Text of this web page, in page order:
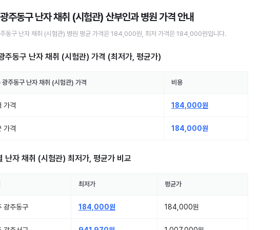
주동구 난자 채취 (시험관) 산부인과 병원가격 안내
동구 난자 채취 (시험관) 병원 평균 가격은 184,000원 , 최저 가격은 184,000원입니다.
주동구 난자 채취 (시험관) 가격 (최저가, 평균가)
광주동구 난자 채취 (시험관) 가격 비용
가격 184,000원
가격 184,000원
난자 채취 (시험관) 최저가, 평균가 비교
최저가 평균가
광주동구 184,000원 184,000원